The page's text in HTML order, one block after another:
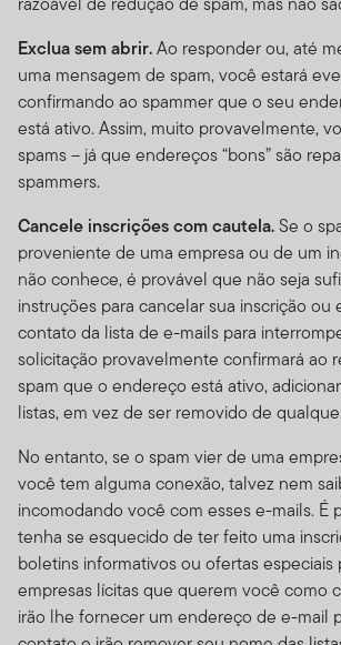
Exclua sem abrir.Ao responder ou, até
uma mensagem de spam, você estará
confirmando ao spammer que o seu
está ativo. Assim, muito provavelmente,
spams – já que endereços “bons” são
spammers.
Cancele inscrições com cautela. Se o
proveniente de uma empresa ou de um
não conhece, é provável que não seja
instruções para cancelar sua inscrição ou
contato da lista de e-mails para
solicitação provavelmente confirmará ao
spam que o endereço está ativo,
listas, em vez de ser removido de
No entanto, se o spam vier de uma
você tem alguma conexão, talvez nem
incomodando você com esses e-mails. É
tenha se esquecido de ter feito uma
boletins informativos ou ofertas especiais
empresas lícitas que querem você como
irão lhe fornecer um endereço de e-mail
possa prejudicar ou sobrecarregar
Franklin Templeton , ou qualquer rede
servidor da Franklin Templeton. Você
Site de nenhuma forma que possa
do site por qualquer outra parte.
visto através de um browser tradicional
resolução de tela de 640 por 480
o Netscape Navigator 6.1 ou o
Explorer® 5.5. Apesar de você poder
para navegar no Site, tenha em mente
não aparecer da forma mais correta
outros métodos de acesso, e você só
sua própria conta e risco. Você é
garantir que você esteja recebendo os
recentes. Você não deve usar o site
ou aparelhos que sejam programados
acesso de alta velocidade,
menos que esses recursos sejam
Áreas Protegidas por Senha.Acessos a